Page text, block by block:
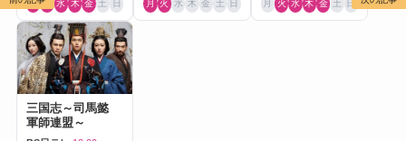
月 火 水 木 金 土 日 月 火 水 木 金 土 日 月 火 水 木 金 土 日
三国志～司馬懿
軍師連盟～